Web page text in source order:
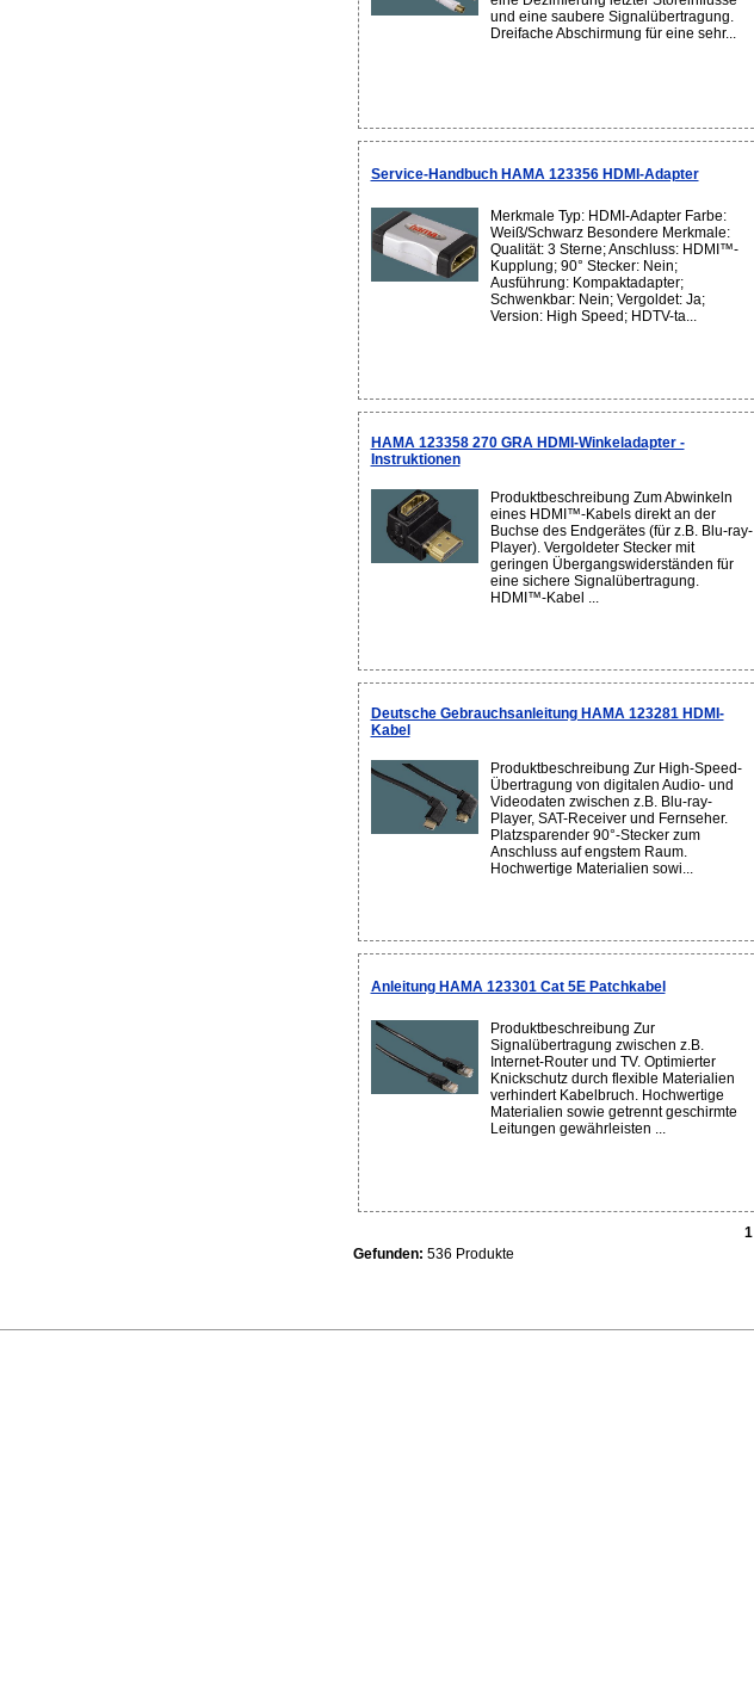
und eine saubere Signalübertragung.
Dreifache Abschirmung für eine sehr...
Service-Handbuch HAMA 123356 HDMI-Adapter
Merkmale Typ: HDMI-Adapter Farbe:
Weiß/Schwarz Besondere Merkmale:
Qualität: 3 Sterne; Anschluss: HDMI™-
Kupplung; 90° Stecker: Nein;
Ausführung: Kompaktadapter;
Schwenkbar: Nein; Vergoldet: Ja;
Version: High Speed; HDTV-ta...
HAMA 123358 270 GRA HDMI-Winkeladapter -
Instruktionen
Produktbeschreibung Zum Abwinkeln
eines HDMI™-Kabels direkt an der
Buchse des Endgerätes (für z.B. Blu-ray-
Player). Vergoldeter Stecker mit
geringen Übergangswiderständen für
eine sichere Signalübertragung.
HDMI™-Kabel ...
Deutsche Gebrauchsanleitung HAMA 123281 HDMI-
Kabel
Produktbeschreibung Zur High-Speed-
Übertragung von digitalen Audio- und
Videodaten zwischen z.B. Blu-ray-
Player, SAT-Receiver und Fernseher.
Platzsparender 90°-Stecker zum
Anschluss auf engstem Raum.
Hochwertige Materialien sowi...
Anleitung HAMA 123301 Cat 5E Patchkabel
Produktbeschreibung Zur
Signalübertragung zwischen z.B.
Internet-Router und TV. Optimierter
Knickschutz durch flexible Materialien
verhindert Kabelbruch. Hochwertige
Materialien sowie getrennt geschirmte
Leitungen gewährleisten ...
1
Gefunden: 536 Produkte